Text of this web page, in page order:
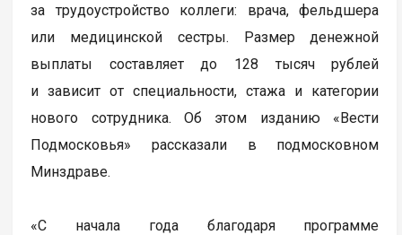
за трудоустройство коллеги: врача, фельдшера
или медицинской сестры. Размер денежной
выплаты составляет до 128 тысяч рублей
и зависит от специальности, стажа и категории
нового сотрудника. Об этом изданию «Вести
Подмосковья» рассказали в подмосковном
Минздраве.
«С начала года благодаря программе